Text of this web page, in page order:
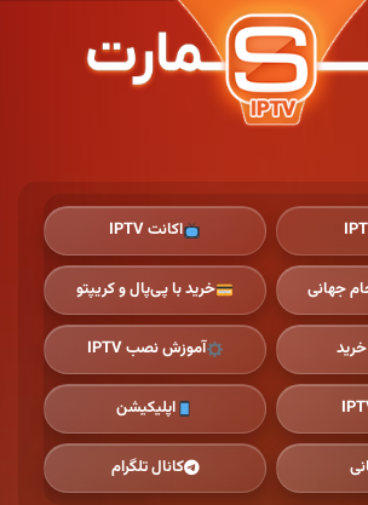
اکانت IPTV
خرید با پی‌پال و کریپتو
آموزش نصب IPTV
اپلیکیشن
کانال تلگرام